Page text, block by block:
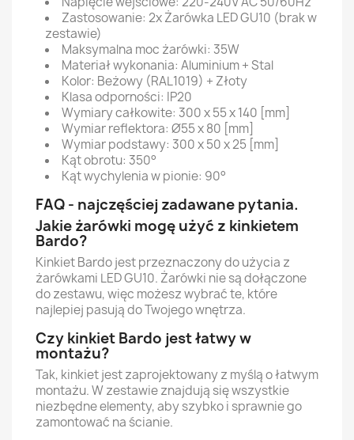
Zastosowanie: 2x Żarówka LED GU10 (brak w
zestawie)
Maksymalna moc żarówki: 35W
Materiał wykonania: Aluminium + Stal
Kolor: Beżowy (RAL1019) + Złoty
Klasa odporności: IP20
Wymiary całkowite: 300 x 55 x 140 [mm]
Wymiar reflektora: Ø55 x 80 [mm]
Wymiar podstawy: 300 x 50 x 25 [mm]
Kąt obrotu: 350°
Kąt wychylenia w pionie: 90°
FAQ - najczęściej zadawane pytania.
Jakie żarówki mogę użyć z kinkietem
Bardo?
Kinkiet Bardo jest przeznaczony do użycia z
żarówkami LED GU10. Żarówki nie są dołączone
do zestawu, więc możesz wybrać te, które
najlepiej pasują do Twojego wnętrza.
Czy kinkiet Bardo jest łatwy w
montażu?
Tak, kinkiet jest zaprojektowany z myślą o łatwym
montażu. W zestawie znajdują się wszystkie
niezbędne elementy, aby szybko i sprawnie go
zamontować na ścianie.